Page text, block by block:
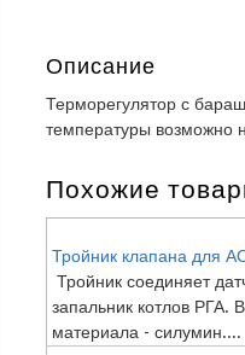
Описание
Терморегулятор с
температуры возможно
Похожие
Тройник клапана для
Тройник соединяет
запальник котлов РГА.
материала - силумин....